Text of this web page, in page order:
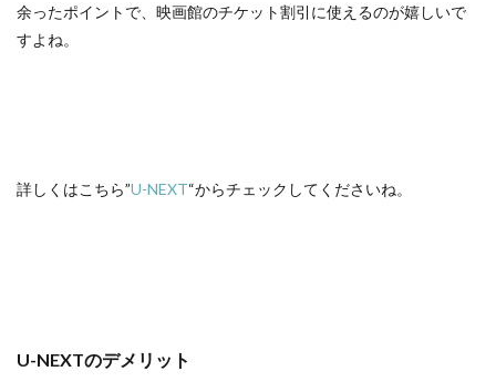
余ったポイントで、映画館のチケット割引に使えるのが嬉しいで
すよね。
詳しくはこちら”U-NEXT“からチェックしてくださいね。
U-NEXTのデメリット